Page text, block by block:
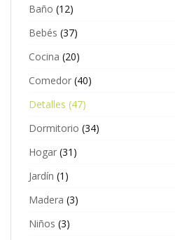
Baño (12)
Bebés (37)
Cocina (20)
Comedor (40)
Detalles (47)
Dormitorio (34)
Hogar (31)
Jardín (1)
Madera (3)
Niños (3)